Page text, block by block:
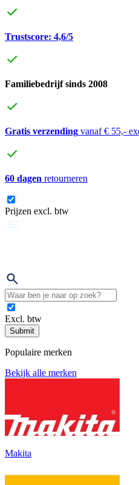
Trustscore: 4,6/5
Familiebedrijf sinds 2008
Gratis verzending vanaf € 55,-
60 dagen retourneren
Prijzen excl. btw
Excl. btw
Submit
Populaire merken
Bekijk alle merken
Makita